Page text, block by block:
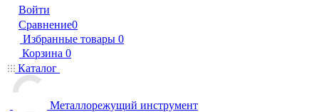
Войти
Сравнение0
Избранные товары 0
Корзина 0
Каталог
Металлорежущий инструмент